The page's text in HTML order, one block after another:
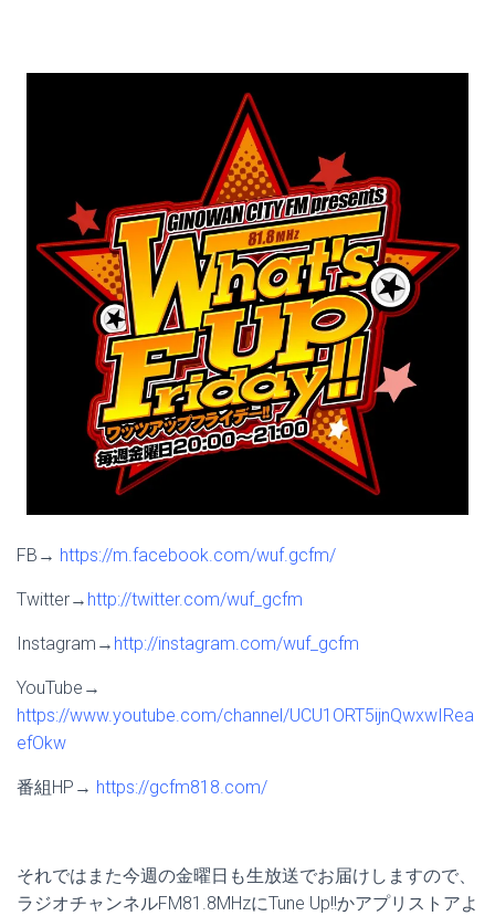
FB→ https://m.facebook.com/wuf.gcfm/
Twitter→ http://twitter.com/wuf_gcfm
Instagram→ http://instagram.com/wuf_gcfm
YouTube→
https://www.youtube.com/channel/UCU1ORT5ijnQwxwIRea
efOkw
番組HP→ https://gcfm818.com/
それではまた今週の金曜日も生放送でお届けしますので、
ラジオチャンネルFM81.8MHzにTune Up!!かアプリストアよ